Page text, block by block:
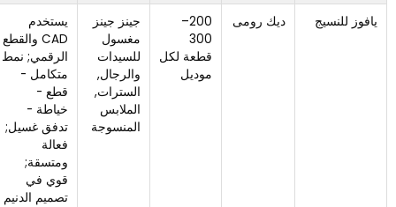
ديك رومى
200–
جينز جينز
مغسول
للسيدات
والرجال,
يستخدم
CAD والقطع
الرقمي; نمط
متكامل -
قطع -
خياطة -
تدفق غسيل;
تركز بشكل
أساسي
على أقمشة
الدنيم
والأقمشة
المغسولة;
ليس موردًا
واسعًا
للملابس
متعدد
الفئات.